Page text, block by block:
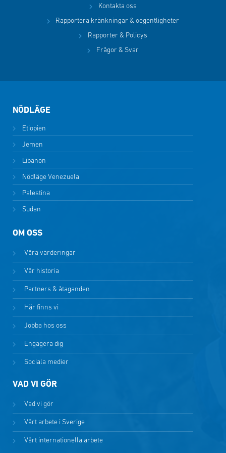
Kontakta oss
Rapportera kränkningar & oegentligheter
Rapporter & Policys
Frågor & Svar
NÖDLÄGE
Etiopien
Jemen
Libanon
Nödläge Venezuela
Palestina
Sudan
OM OSS
Våra värderingar
Vår historia
Partners & åtaganden
Här finns vi
Jobba hos oss
Engagera dig
Sociala medier
VAD VI GÖR
Vad vi gör
Vårt arbete i Sverige
Vårt internationella arbete